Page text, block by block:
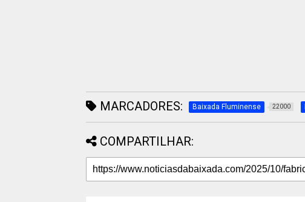
MARCADORES: Baixada Fluminense 22000
COMPARTILHAR: